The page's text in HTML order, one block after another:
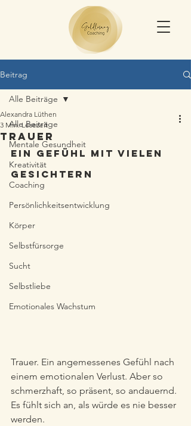
Beitrag
Alle Beiträge
Mentale Gesundheit
Kreativität
Coaching
Persönlichkeitsentwicklung
Körper
Selbstfürsorge
Sucht
Selbstliebe
Emotionales Wachstum
Alle Beiträge
Trauer
Alexandra Lüthen
3 Min. Lesezeit
Ein Gefühl mit vielen
Gesichtern
Trauer. Ein angemessenes Gefühl nach
einem emotionalen Verlust. Aber so
schmerzhaft, so präsent, so andauernd.
Es fühlt sich an, als würde es nie besser
werden.